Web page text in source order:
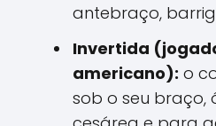
antebraço,
Invertida
americano): o
sob o seu braço,